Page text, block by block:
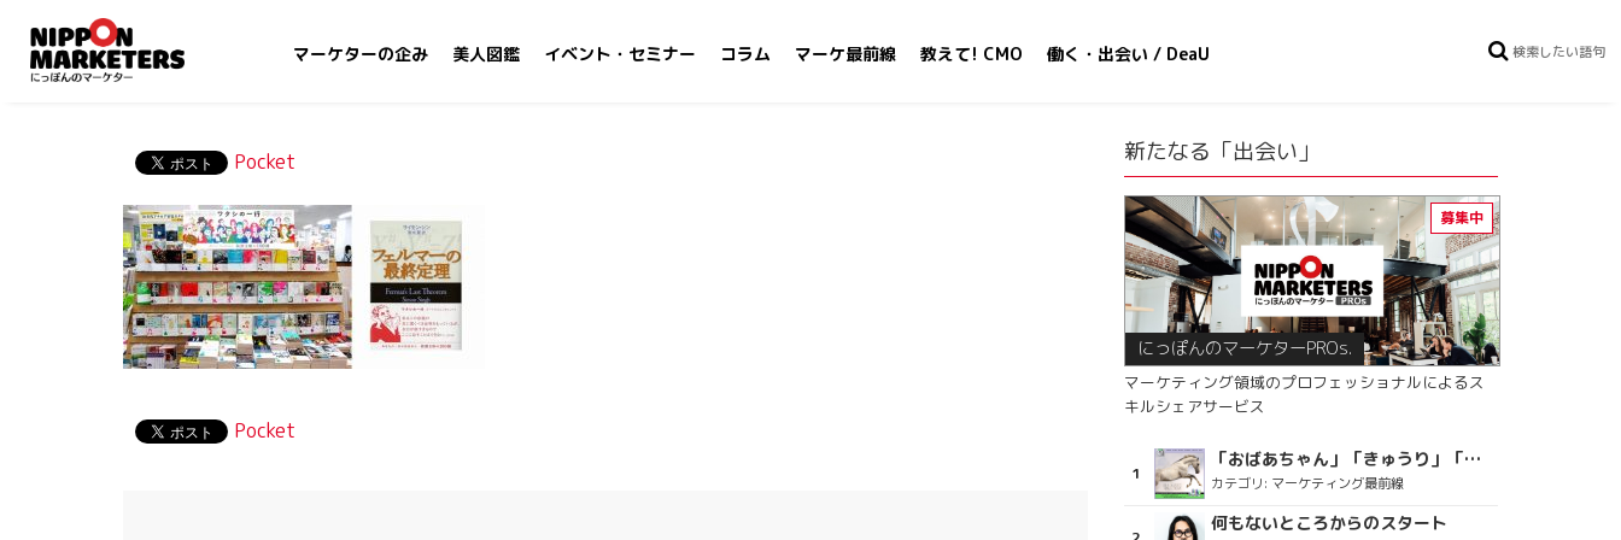
マーケターの企み 美人図鑑 イベント・セミナー コラム マーケ最前線 教えて! CMO 働く・出会い / DeaU
Pocket
Pocket
新たなる「出会い」
にっぽんのマーケターPROs.
マーケティング領域のプロフェッショナルによるス
キルシェアサービス
「おばあちゃん」「きゅうり」「ディスコで踊るおじさん」をCM素材に使った、「気持ちよさ」が売りの意外な商品とは？
カテゴリ: マーケティング最前線
何もないところからのスタート